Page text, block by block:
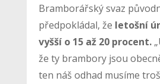
Bramborářský svaz
předpokládal, že letošní
vyšší o 15 až 20 procent.
že ty brambory jsou
ten náš odhad musíme